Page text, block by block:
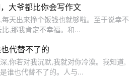
大爷都比你会写作文
天出来挣个饭钱也就够啦。至于说幸不
,那我肯定不幸福。和...
代替不了的
,你若对我沉默,我就对你冷漠。我知道,
谁也代替不了的。人与...